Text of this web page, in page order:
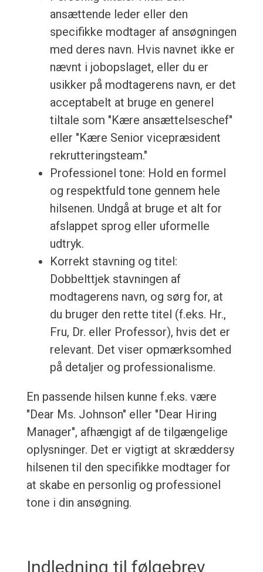
ansættende leder eller den
specifikke modtager af ansøgningen
med deres navn. Hvis navnet ikke er
nævnt i jobopslaget, eller du er
usikker på modtagerens navn, er det
acceptabelt at bruge en generel
tiltale som "Kære ansættelseschef"
eller "Kære Senior vicepræsident
rekrutteringsteam."
Professionel tone: Hold en formel
og respektfuld tone gennem hele
hilsenen. Undgå at bruge et alt for
afslappet sprog eller uformelle
udtryk.
Korrekt stavning og titel:
Dobbelttjek stavningen af
modtagerens navn, og sørg for, at
du bruger den rette titel (f.eks. Hr.,
Fru, Dr. eller Professor), hvis det er
relevant. Det viser opmærksomhed
på detaljer og professionalisme.
En passende hilsen kunne f.eks. være
"Dear Ms. Johnson" eller "Dear Hiring
Manager", afhængigt af de tilgængelige
oplysninger. Det er vigtigt at skræddersy
hilsenen til den specifikke modtager for
at skabe en personlig og professionel
tone i din ansøgning.
Indledning til følgebrev